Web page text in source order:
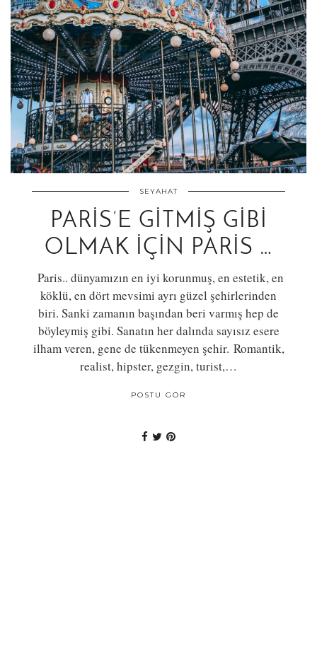
SEYAHAT
PARIS’E GITMIŞ GIBI
OLMAK İÇIN PARIS …
Paris.. dünyamızın en iyi korunmuş, en estetik, en
köklü, en dört mevsimi ayrı güzel şehirlerinden
biri. Sanki zamanın başından beri varmış hep de
böyleymiş gibi. Sanatın her dalında sayısız esere
ilham veren, gene de tükenmeyen şehir. Romantik,
realist, hipster, gezgin, turist,…
POSTU GÖR